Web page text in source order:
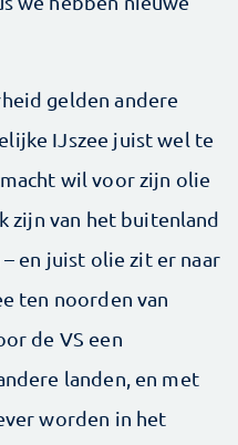
gelden andere
IJszee juist wel te
wil voor zijn olie
zijn van het buitenland
en juist olie zit er naar
ten noorden van
de VS een
landen, en met
worden in het